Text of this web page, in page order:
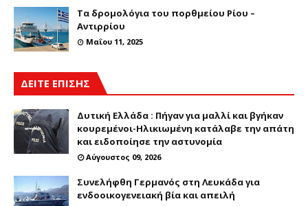
Τα δρομολόγια του πορθμείου Ρίου –
Αντιρρίου
Μαΐου 11, 2025
ΔΕΙΤΕ ΕΠΙΣΗΣ
Δυτική Ελλάδα : Πήγαν για μαλλί και βγήκαν
κουρεμένοι-Ηλικιωμένη κατάλαβε την απάτη
και ειδοποίησε την αστυνομία
Αύγουστος 09, 2026
Συνελήφθη Γερμανός στη Λευκάδα για
ενδοοικογενειακή βία και απειλή